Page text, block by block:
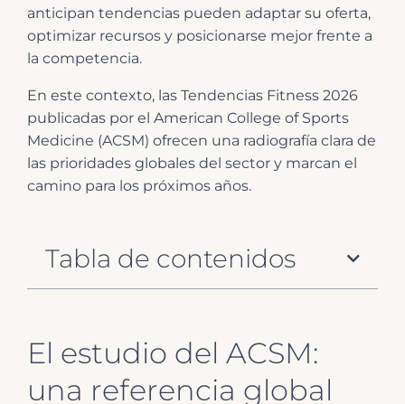
anticipan tendencias pueden adaptar su oferta,
optimizar recursos y posicionarse mejor frente a
la competencia.
En este contexto, las Tendencias Fitness 2026
publicadas por el American College of Sports
Medicine (ACSM) ofrecen una radiografía clara de
las prioridades globales del sector y marcan el
camino para los próximos años.
Tabla de contenidos
El estudio del ACSM:
una referencia global